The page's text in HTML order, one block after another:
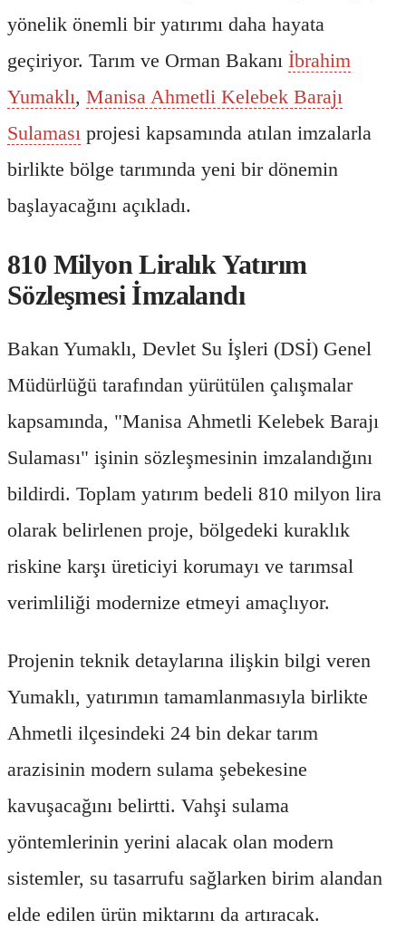
yönelik önemli bir yatırımı daha hayata
geçiriyor. Tarım ve Orman Bakanı İbrahim
Yumaklı, Manisa Ahmetli Kelebek Barajı
Sulaması projesi kapsamında atılan imzalarla
birlikte bölge tarımında yeni bir dönemin
başlayacağını açıkladı.
810 Milyon Liralık Yatırım
Sözleşmesi İmzalandı
Bakan Yumaklı, Devlet Su İşleri (DSİ) Genel
Müdürlüğü tarafından yürütülen çalışmalar
kapsamında, "Manisa Ahmetli Kelebek Barajı
Sulaması" işinin sözleşmesinin imzalandığını
bildirdi. Toplam yatırım bedeli 810 milyon lira
olarak belirlenen proje, bölgedeki kuraklık
riskine karşı üreticiyi korumayı ve tarımsal
verimliliği modernize etmeyi amaçlıyor.
Projenin teknik detaylarına ilişkin bilgi veren
Yumaklı, yatırımın tamamlanmasıyla birlikte
Ahmetli ilçesindeki 24 bin dekar tarım
arazisinin modern sulama şebekesine
kavuşacağını belirtti. Vahşi sulama
yöntemlerinin yerini alacak olan modern
sistemler, su tasarrufu sağlarken birim alandan
elde edilen ürün miktarını da artıracak.